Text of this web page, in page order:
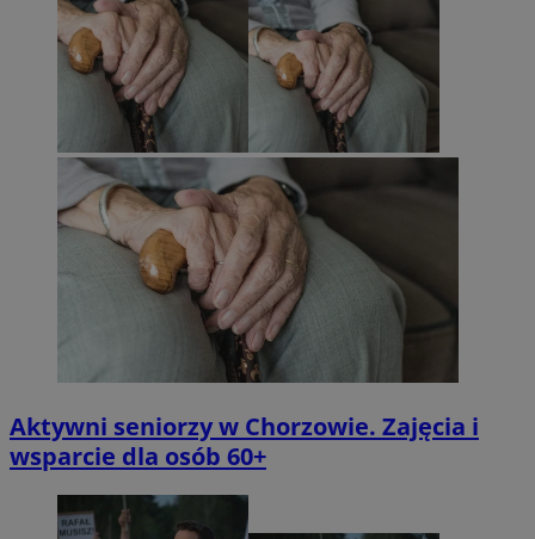
Aktywni seniorzy w Chorzowie. Zajęcia i
wsparcie dla osób 60+